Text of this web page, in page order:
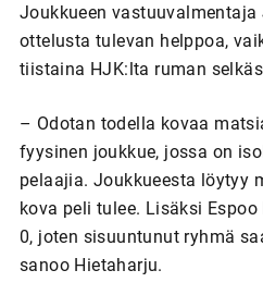
Joukkueen
ottelusta tulevan helppoa,
tiistaina HJK:lta ruman
– Odotan todella kovaa
fyysinen joukkue, jossa on
pelaajia. Joukkueesta löytyy
kova peli tulee. Lisäksi
0, joten sisuuntunut ryhmä
sanoo Hietaharju.